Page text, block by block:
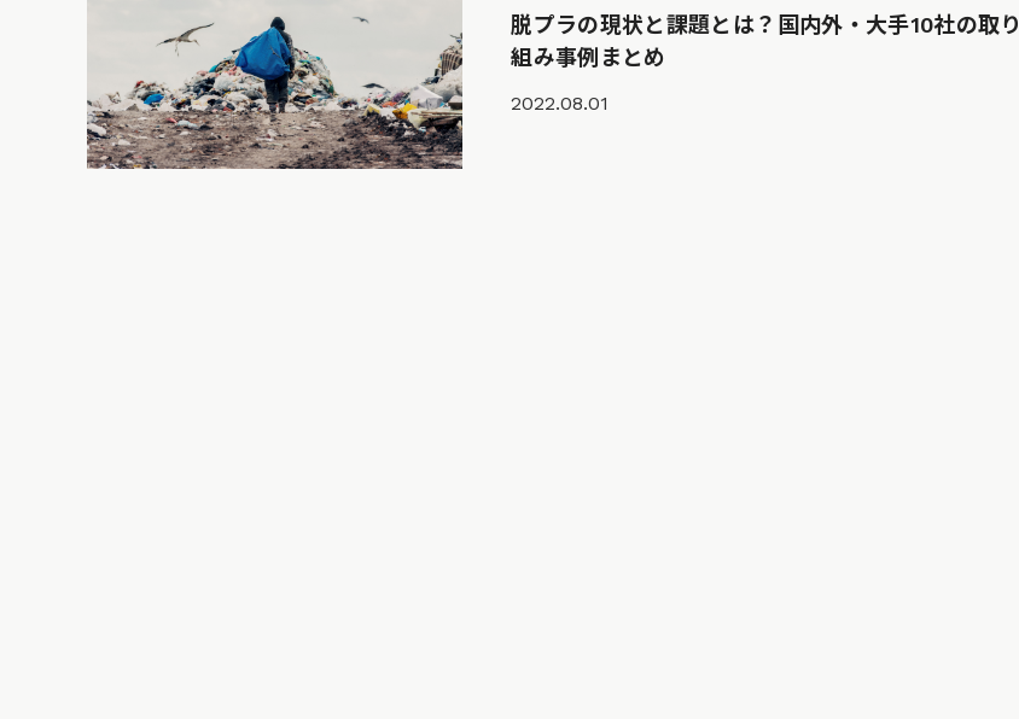
脱プラの現状と課題とは？国内外・大手10社の取り
組み事例まとめ
2022.08.01